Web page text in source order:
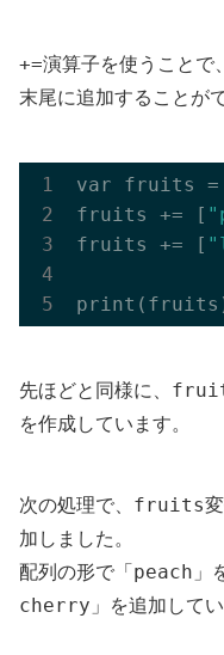
+=演算子を使うことで
末尾に追加することが
var fruits
fruits += [
fruits += [
先ほどと同様に、
を作成しています。
次の処理で、 fruits
加しました。
配列の形で「 peach 」
cherry 」を追加してい